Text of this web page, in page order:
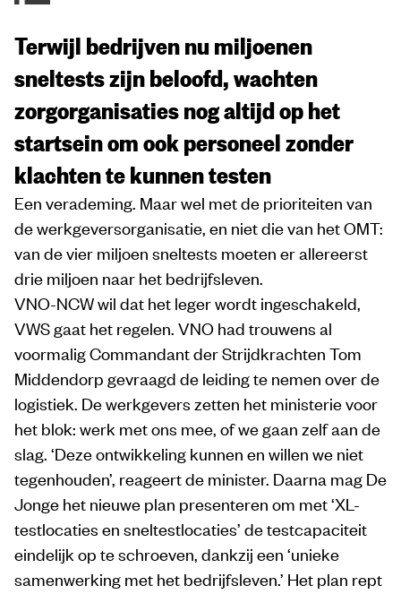
Terwijl bedrijven nu miljoenen
sneltests zijn beloofd, wachten
zorgorganisaties nog altijd op het
startsein om ook personeel zonder
klachten te kunnen testen
Een verademing. Maar wel met de prioriteiten van
de werkgeversorganisatie, en niet die van het OMT:
van de vier miljoen sneltests moeten er allereerst
drie miljoen naar het bedrijfsleven.
VNO-NCW wil dat het leger wordt ingeschakeld,
VWS gaat het regelen. VNO had trouwens al
voormalig Commandant der Strijdkrachten Tom
Middendorp gevraagd de leiding te nemen over de
logistiek. De werkgevers zetten het ministerie voor
het blok: werk met ons mee, of we gaan zelf aan de
slag. ‘Deze ontwikkeling kunnen en willen we niet
tegenhouden’, reageert de minister. Daarna mag De
Jonge het nieuwe plan presenteren om met ‘XL-
testlocaties en sneltestlocaties’ de testcapaciteit
eindelijk op te schroeven, dankzij een ‘unieke
samenwerking met het bedrijfsleven.’ Het plan rept